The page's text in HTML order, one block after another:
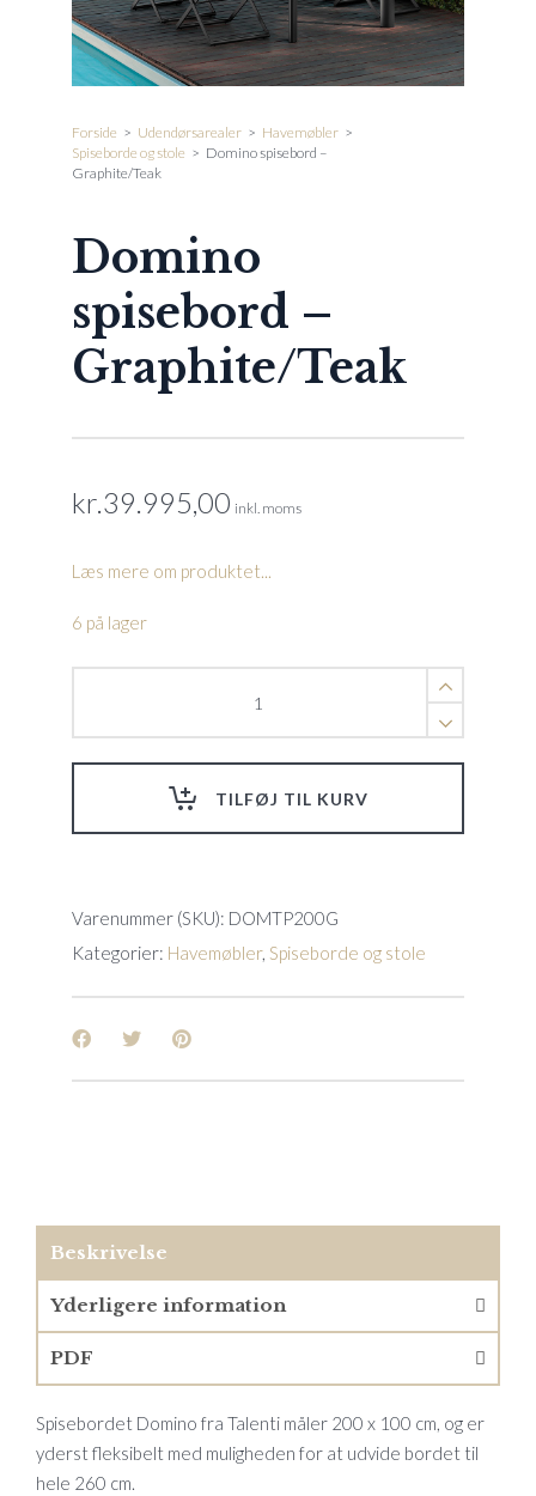
Forside > Udendørsarealer > Havemøbler >
Spiseborde og stole > Domino spisebord –
Graphite/Teak
Domino
spisebord –
Graphite/Teak
kr.39.995,00 inkl. moms
Læs mere om produktet...
6 på lager
TILFØJ TIL KURV
Varenummer (SKU): DOMTP200G
Kategorier: Havemøbler, Spiseborde og stole
Beskrivelse
Yderligere information
PDF
Spisebordet Domino fra Talenti måler 200 x 100 cm, og er
yderst fleksibelt med muligheden for at udvide bordet til
hele 260 cm.